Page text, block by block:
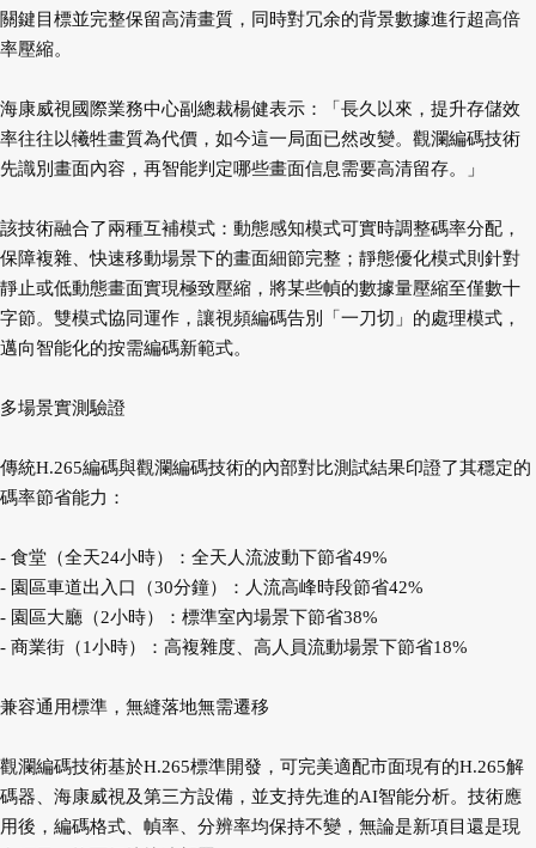
關鍵目標並完整保留高清畫質，同時對冗余的背景數據進行超高倍
率壓縮。
海康威視國際業務中心副總裁楊健表示：「長久以來，提升存儲效
率往往以犧牲畫質為代價，如今這一局面已然改變。觀瀾編碼技術
先識別畫面內容，再智能判定哪些畫面信息需要高清留存。」
該技術融合了兩種互補模式：動態感知模式可實時調整碼率分配，
保障複雜、快速移動場景下的畫面細節完整；靜態優化模式則針對
靜止或低動態畫面實現極致壓縮，將某些幀的數據量壓縮至僅數十
字節。雙模式協同運作，讓視頻編碼告別「一刀切」的處理模式，
邁向智能化的按需編碼新範式。
多場景實測驗證
傳統H.265編碼與觀瀾編碼技術的內部對比測試結果印證了其穩定的
碼率節省能力：
- 食堂（全天24小時）：全天人流波動下節省49%
- 園區車道出入口（30分鐘）：人流高峰時段節省42%
- 園區大廳（2小時）：標準室內場景下節省38%
- 商業街（1小時）：高複雜度、高人員流動場景下節省18%
兼容通用標準，無縫落地無需遷移
觀瀾編碼技術基於H.265標準開發，可完美適配市面現有的H.265解
碼器、海康威視及第三方設備，並支持先進的AI智能分析。技術應
用後，編碼格式、幀率、分辨率均保持不變，無論是新項目還是現